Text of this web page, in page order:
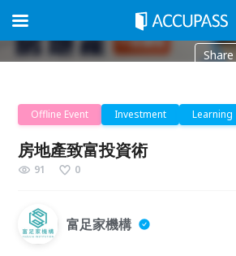
Share
Offline Event Investment Learning
房地產致富投資術
91 0
富足家機構